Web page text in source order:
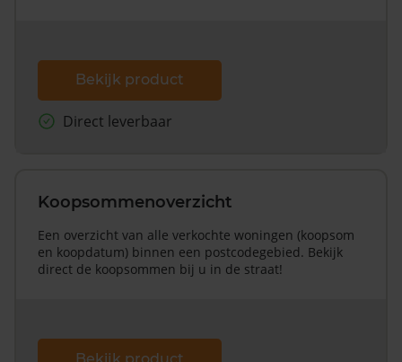
Bekijk product
Direct leverbaar
Koopsommenoverzicht
Een overzicht van alle verkochte woningen (koopsom
en koopdatum) binnen een postcodegebied. Bekijk
direct de koopsommen bij u in de straat!